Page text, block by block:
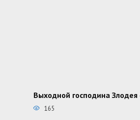
Выходной господина
165